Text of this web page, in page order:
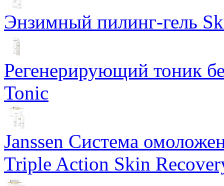
Энзимный пилинг-гель
Регенерирующий тоник
Tonic
Janssen Система
Triple Action Skin